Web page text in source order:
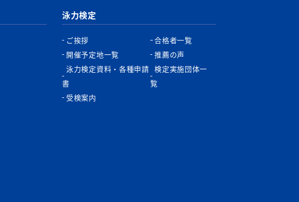
泳力検定
ご挨拶
開催予定地一覧
泳力検定資料・各種申請
書
受検案内
合格者一覧
推薦の声
検定実施団体一
覧